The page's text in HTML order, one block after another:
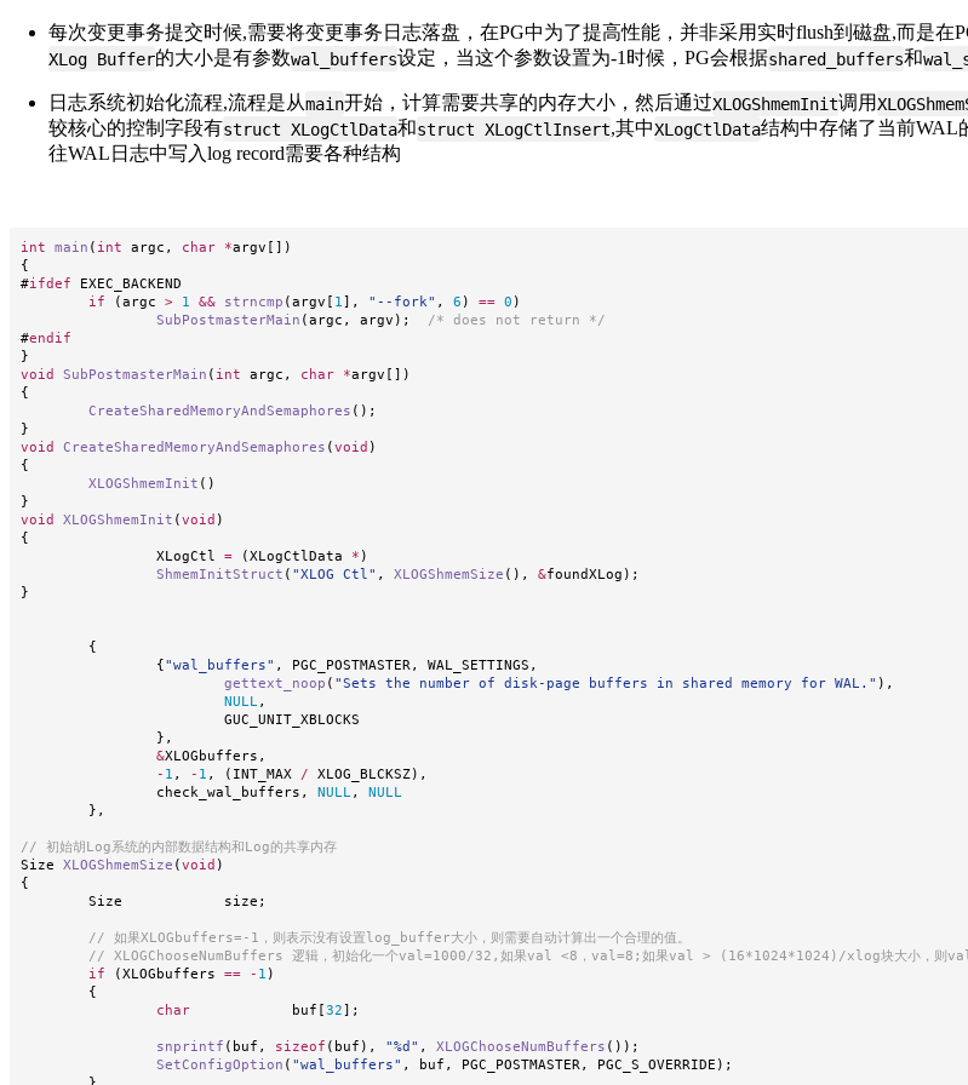
每次变更事务提交时候,需要将变更事务日志落盘，在PG中为了提高性能，并非采用实时flush到磁盘,而是在
XLog Buffer的大小是有参数wal_buffers设定，当这个参数设置为-1时候，PG会根据shared_buffers和
日志系统初始化流程,流程是从main开始，计算需要共享的内存大小，然后通过XLOGShmemInit调用
较核心的控制字段有struct XLogCtlData和struct XLogCtlInsert,其中XLogCtlData结构中存储了当前WAL
往WAL日志中写入log record需要各种结构
int main ( int argc , char *argv [ ] )
{
#ifdef
EXEC_BACKEND
if
(argc > 1 && strncmp (argv [ 1] , "--fork" , 6 ) == 0 )
SubPostmasterMain (argc , argv ) ;
/* does not return */
#endif
}
void
SubPostmasterMain ( int argc , char *argv [ ] )
{
CreateSharedMemoryAndSemaphores ( ) ;
}
void
CreateSharedMemoryAndSemaphores (void )
{
XLOGShmemInit ( )
}
void
XLOGShmemInit (void )
{
		XLogCtl
= (XLogCtlData * )
ShmemInitStruct ( "XLOG Ctl" , XLOGShmemSize ( ) , &foundXLog ) ;
}
{
{"wal_buffers" , PGC_POSTMASTER, WAL_SETTINGS ,
gettext_noop ( "Sets the number of disk-page buffers in shared memory for WAL." ) ,
NULL,
			GUC_UNIT_XBLOCKS
} ,
&XLOGbuffers ,
- 1 , - 1 , ( INT_MAX / XLOG_BLCKSZ) ,
		check_wal_buffers
, NULL,
NULL
} ,
// 初始胡Log系统的内部数据结构和Log的共享内存
Size XLOGShmemSize (void )
{
	Size		size
;
// 如果XLOGbuffers=-1，则表示没有设置log_buffer大小，则需要自动计算出一个合理的值。
// XLOGChooseNumBuffers 逻辑，初始化一个val=1000/32,如果val <8，val=8;如果val > (16*1024*1024)/xlog块大小，则
if
(XLOGbuffers == - 1 )
{
char
		buf
[32] ;
snprintf ( buf , sizeof ( buf ) , "%d" , XLOGChooseNumBuffers ( ) ) ;
SetConfigOption ( "wal_buffers" , buf , PGC_POSTMASTER, PGC_S_OVERRIDE ) ;